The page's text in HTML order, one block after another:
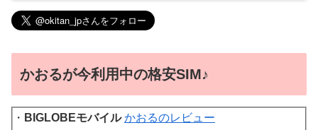
かおるが今利用中の格安SIM♪
・ BIGLOBEモバイル かおるのレビュー